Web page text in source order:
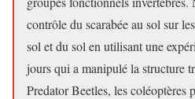
contrôle du scarabée au sol sur
sol et du sol en utilisant une
jours qui a manipulé la structure
Predator Beetles, les coléoptères